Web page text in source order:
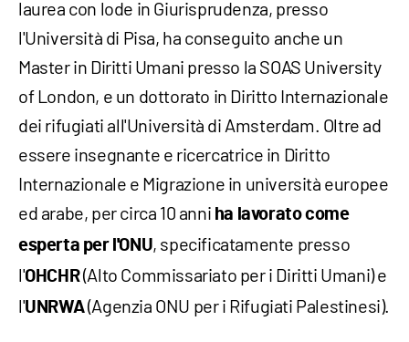
laurea con lode in Giurisprudenza, presso
l'Università di Pisa, ha conseguito anche un
Master in Diritti Umani presso la SOAS University
of London, e un dottorato in Diritto Internazionale
dei rifugiati all'Università di Amsterdam. Oltre ad
essere insegnante e ricercatrice in Diritto
Internazionale e Migrazione in università europee
ed arabe, per circa 10 anni ha lavorato come
esperta per l'ONU, specificatamente presso
l'OHCHR(Alto Commissariato per i Diritti Umani) e
l'UNRWA(Agenzia ONU per i Rifugiati Palestinesi).